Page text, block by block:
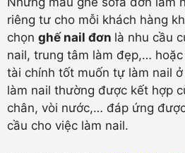
riêng tư cho mỗi khách hàng
chọn ghế nail đơn là nhu cầu
nail, trung tâm làm đẹp,…
tài chính tốt muốn tự làm nail
làm nail thường được kết hợp
chân, vòi nước,… đáp ứng
cầu cho việc làm nail.